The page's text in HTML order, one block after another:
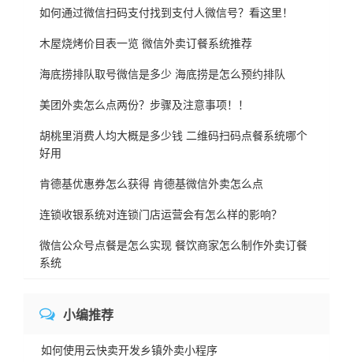
如何通过微信扫码支付找到支付人微信号？看这里！
木屋烧烤价目表一览 微信外卖订餐系统推荐
海底捞排队取号微信是多少 海底捞是怎么预约排队
美团外卖怎么点两份？步骤及注意事项！！
胡桃里消费人均大概是多少钱 二维码扫码点餐系统哪个
好用
肯德基优惠券怎么获得 肯德基微信外卖怎么点
连锁收银系统对连锁门店运营会有怎么样的影响？
微信公众号点餐是怎么实现 餐饮商家怎么制作外卖订餐
系统
小编推荐
如何使用云快卖开发乡镇外卖小程序